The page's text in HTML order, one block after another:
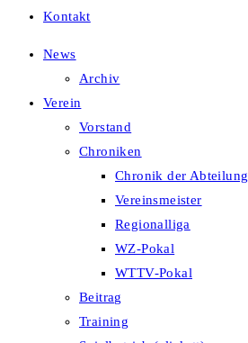
Kontakt
News
Archiv
Verein
Vorstand
Chroniken
Chronik der Abteilung
Vereinsmeister
Regionalliga
WZ-Pokal
WTTV-Pokal
Beitrag
Training